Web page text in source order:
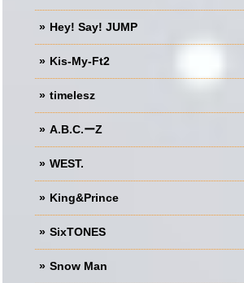
Hey! Say! JUMP
Kis-My-Ft2
timelesz
A.B.C.ーZ
WEST.
King&Prince
SixTONES
Snow Man